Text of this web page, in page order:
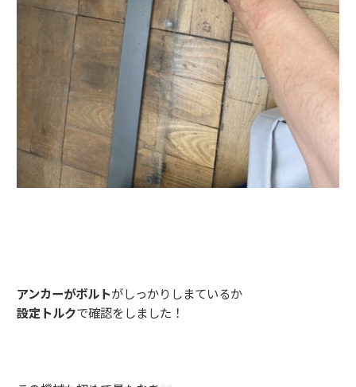
アンカーがボルトがしっかりしまているか
設定トルクで確認をしました！